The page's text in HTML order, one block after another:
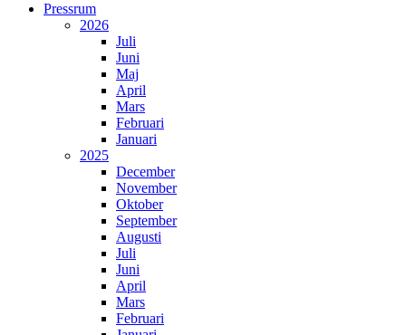
Pressrum
2026
Juli
Juni
Maj
April
Mars
Februari
Januari
2025
December
November
Oktober
September
Augusti
Juli
Juni
April
Mars
Februari